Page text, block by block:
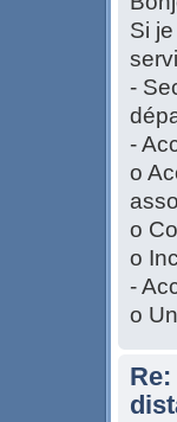
Si
-
-
o
o
o
-
o